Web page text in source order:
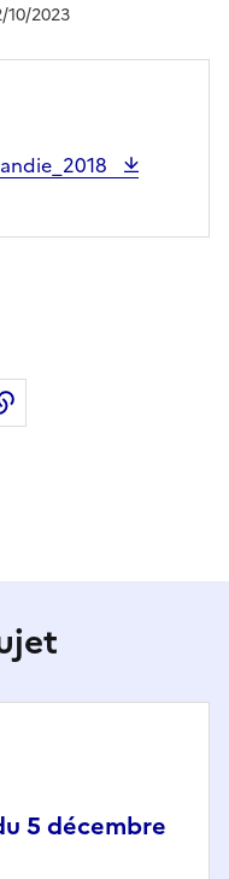
10/2023
Twitter)
LinkedInpar email
5 décembre